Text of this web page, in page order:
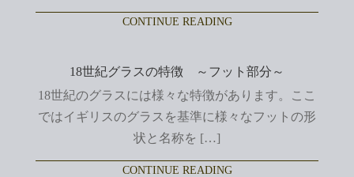
CONTINUE READING
18世紀グラスの特徴 ～フット部分～
18世紀のグラスには様々な特徴があります。ここ
ではイギリスのグラスを基準に様々なフットの形
状と名称を […]
CONTINUE READING